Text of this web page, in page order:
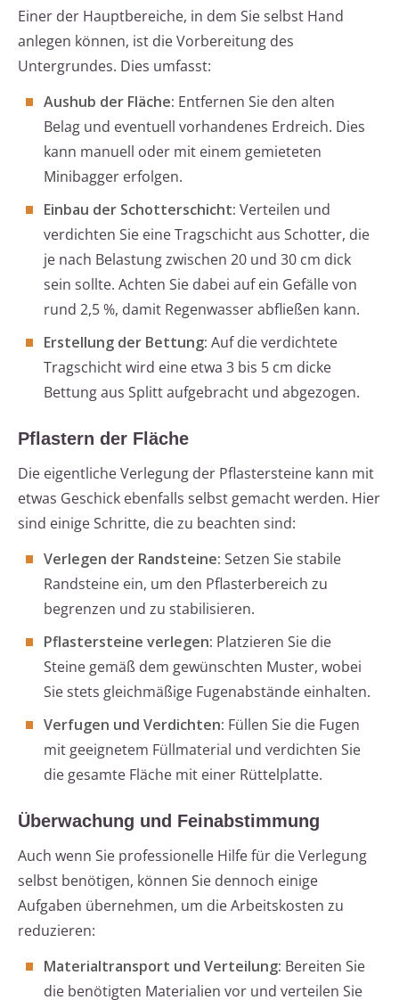
Einer der Hauptbereiche, in dem Sie selbst Hand
anlegen können, ist die Vorbereitung des
Untergrundes. Dies umfasst:
Aushub der Fläche: Entfernen Sie den alten
Belag und eventuell vorhandenes Erdreich. Dies
kann manuell oder mit einem gemieteten
Minibagger erfolgen.
Einbau der Schotterschicht: Verteilen und
verdichten Sie eine Tragschicht aus Schotter, die
je nach Belastung zwischen 20 und 30 cm dick
sein sollte. Achten Sie dabei auf ein Gefälle von
rund 2,5 %, damit Regenwasser abfließen kann.
Erstellung der Bettung: Auf die verdichtete
Tragschicht wird eine etwa 3 bis 5 cm dicke
Bettung aus Splitt aufgebracht und abgezogen.
Pflastern der Fläche
Die eigentliche Verlegung der Pflastersteine kann mit
etwas Geschick ebenfalls selbst gemacht werden. Hier
sind einige Schritte, die zu beachten sind:
Verlegen der Randsteine: Setzen Sie stabile
Randsteine ein, um den Pflasterbereich zu
begrenzen und zu stabilisieren.
Pflastersteine verlegen: Platzieren Sie die
Steine gemäß dem gewünschten Muster, wobei
Sie stets gleichmäßige Fugenabstände einhalten.
Verfugen und Verdichten: Füllen Sie die Fugen
mit geeignetem Füllmaterial und verdichten Sie
die gesamte Fläche mit einer Rüttelplatte.
Überwachung und Feinabstimmung
Auch wenn Sie professionelle Hilfe für die Verlegung
selbst benötigen, können Sie dennoch einige
Aufgaben übernehmen, um die Arbeitskosten zu
reduzieren:
Materialtransport und Verteilung: Bereiten Sie
die benötigten Materialien vor und verteilen Sie